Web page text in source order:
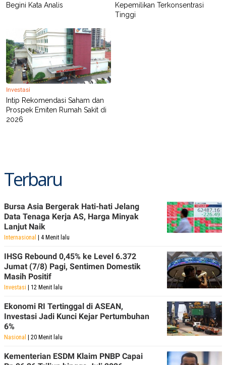
K
D
I
A
.
I
D
SITEMAP
PRIVACY
POLICY
Begini Kata Analis
Kepemilikan Terkonsentrasi
Tinggi
Investasi
Intip Rekomendasi Saham dan
Prospek Emiten Rumah Sakit di
2026
Terbaru
Bursa Asia Bergerak Hati-hati Jelang
Data Tenaga Kerja AS, Harga Minyak
Lanjut Naik
Internasional | 4 Menit lalu
IHSG Rebound 0,45% ke Level 6.372
Jumat (7/8) Pagi, Sentimen Domestik
Masih Positif
Investasi | 12 Menit lalu
Ekonomi RI Tertinggal di ASEAN,
Investasi Jadi Kunci Kejar Pertumbuhan
6%
Nasional | 20 Menit lalu
Kementerian ESDM Klaim PNBP Capai